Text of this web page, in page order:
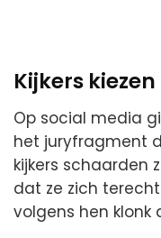
Kijkers
Op social media
het juryfragment
kijkers schaarden
dat ze zich
volgens hen klonk